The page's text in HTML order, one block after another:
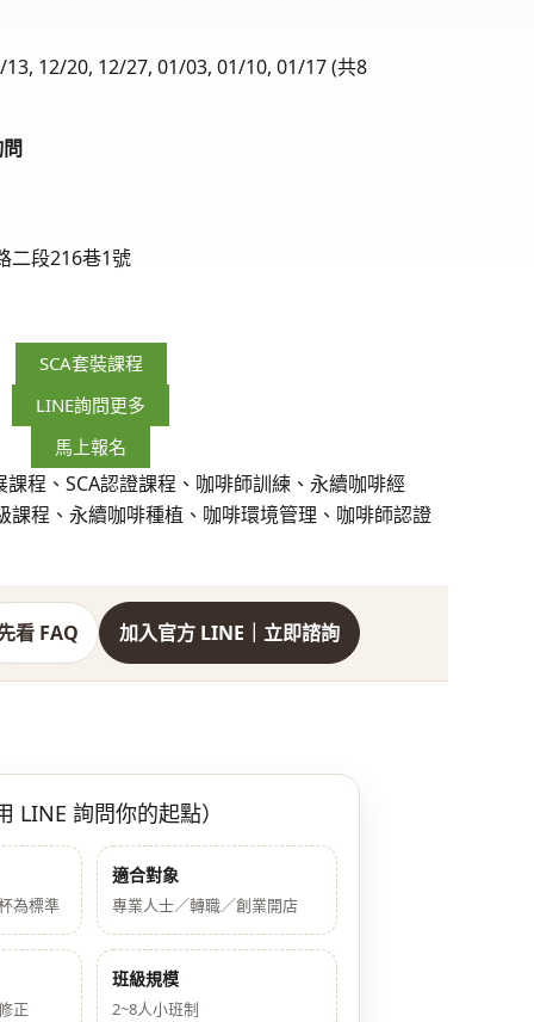
12/20, 12/27, 01/03, 01/10, 01/17 (共8
二段216巷1號
SCA套裝課程
LINE詢問更多
馬上報名
程、SCA認證課程、咖啡師訓練、永續咖啡經
課程、永續咖啡種植、咖啡環境管理、咖啡師認證
看 FAQ 加入官方 LINE｜立即諮詢
LINE 詢問你的起點）
為標準
適合對象
專業人士／轉職／創業開店
正
班級規模
2~8人小班制